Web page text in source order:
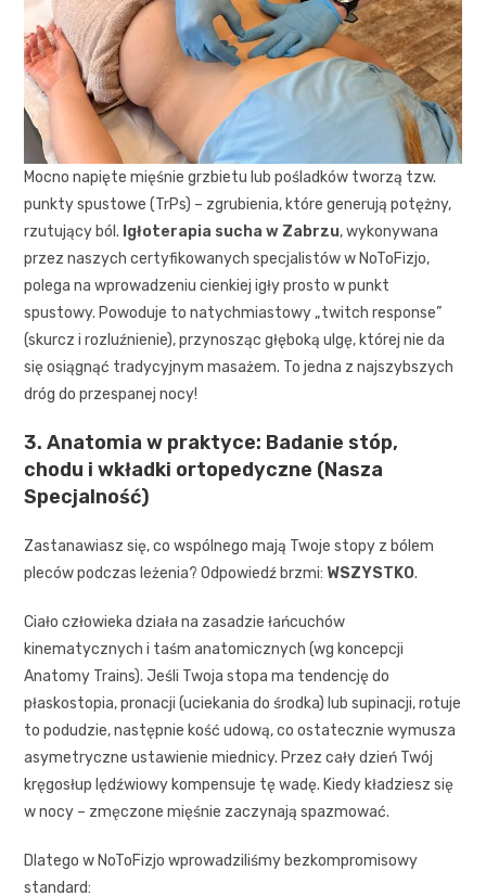
Mocno napięte mięśnie grzbietu lub pośladków tworzą tzw.
punkty spustowe (TrPs) – zgrubienia, które generują potężny,
rzutujący ból. Igłoterapia sucha w Zabrzu, wykonywana
przez naszych certyfikowanych specjalistów w NoToFizjo,
polega na wprowadzeniu cienkiej igły prosto w punkt
spustowy. Powoduje to natychmiastowy „twitch response”
(skurcz i rozluźnienie), przynosząc głęboką ulgę, której nie da
się osiągnąć tradycyjnym masażem. To jedna z najszybszych
dróg do przespanej nocy!
3. Anatomia w praktyce: Badanie stóp,
chodu i wkładki ortopedyczne (Nasza
Specjalność)
Zastanawiasz się, co wspólnego mają Twoje stopy z bólem
pleców podczas leżenia? Odpowiedź brzmi: WSZYSTKO.
Ciało człowieka działa na zasadzie łańcuchów
kinematycznych i taśm anatomicznych (wg koncepcji
Anatomy Trains). Jeśli Twoja stopa ma tendencję do
płaskostopia, pronacji (uciekania do środka) lub supinacji, rotuje
to podudzie, następnie kość udową, co ostatecznie wymusza
asymetryczne ustawienie miednicy. Przez cały dzień Twój
kręgosłup lędźwiowy kompensuje tę wadę. Kiedy kładziesz się
w nocy – zmęczone mięśnie zaczynają spazmować.
Dlatego w NoToFizjo wprowadziliśmy bezkompromisowy
standard: